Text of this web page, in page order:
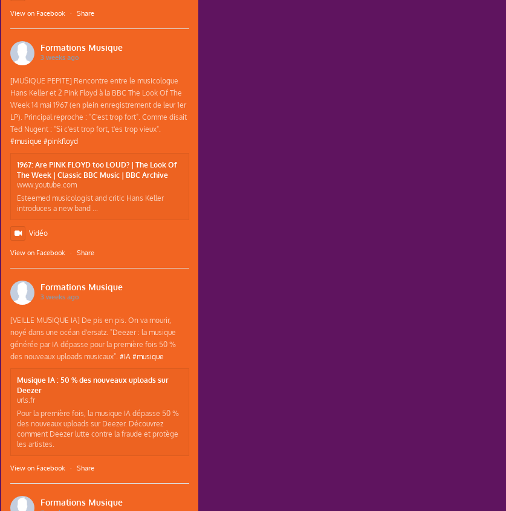
View on Facebook · Share
Formations Musique
3 weeks ago
[MUSIQUE PEPITE] Rencontre entre le musicologue
Hans Keller et 2 Pink Floyd à la BBC The Look Of The
Week 14 mai 1967 (en plein enregistrement de leur 1er
LP). Principal reproche : "C'est trop fort". Comme disait
Ted Nugent : "Si c'est trop fort, t'es trop vieux".
#musique #pinkfloyd
1967: Are PINK FLOYD too LOUD? | The Look Of
The Week | Classic BBC Music | BBC Archive
www.youtube.com
Esteemed musicologist and critic Hans Keller
introduces a new band ...
Vidéo
View on Facebook · Share
Formations Musique
3 weeks ago
[VEILLE MUSIQUE IA] De pis en pis. On va mourir,
noyé dans une océan d'ersatz. "Deezer : la musique
générée par IA dépasse pour la première fois 50 %
des nouveaux uploads musicaux". #IA #musique
Musique IA : 50 % des nouveaux uploads sur
Deezer
urls.fr
Pour la première fois, la musique IA dépasse 50 %
des nouveaux uploads sur Deezer. Découvrez
comment Deezer lutte contre la fraude et protège
les artistes.
View on Facebook · Share
Formations Musique